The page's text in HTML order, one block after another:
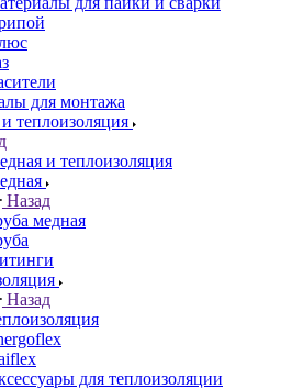
для монтажа
теплоизоляция
и теплоизоляция
Назад
медная
Назад
для теплоизоляции